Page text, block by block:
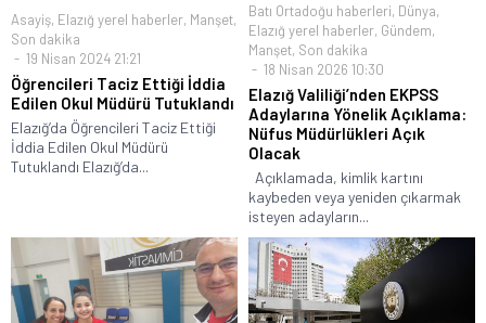
Asayiş, Elazığ yerel haberler, Manşet,
Son dakika
19 Nisan 2024 21:21
Öğrencileri Taciz Ettiği İddia
Edilen Okul Müdürü Tutuklandı
Elazığ’da Öğrencileri Taciz Ettiği
İddia Edilen Okul Müdürü
Tutuklandı Elazığ’da...
Batı Ortadoğu haberleri, Dünya,
Elazığ yerel haberler, Gündem,
Manşet, Son dakika
18 Nisan 2026 10:30
Elazığ Valiliği’nden EKPSS
Adaylarına Yönelik Açıklama:
Nüfus Müdürlükleri Açık
Olacak
Açıklamada, kimlik kartını
kaybeden veya yeniden çıkarmak
isteyen adayların...